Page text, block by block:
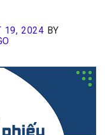
19, 2024 BY